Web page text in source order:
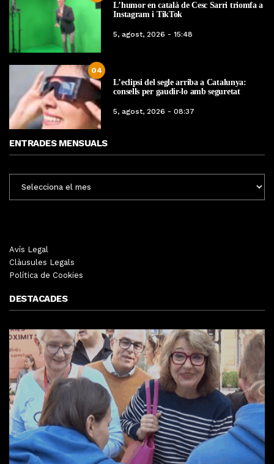
L’humor en català de Cesc Sarri triomfa a
Instagram i TikTok
5, agost, 2026 - 15:48
04
L’eclipsi del segle arriba a Catalunya:
consells per gaudir-lo amb seguretat
5, agost, 2026 - 08:37
ENTRADES MENSUALS
MENSUALS
Avís Legal
Clàusules Legals
Política de Cookies
DESTACADES